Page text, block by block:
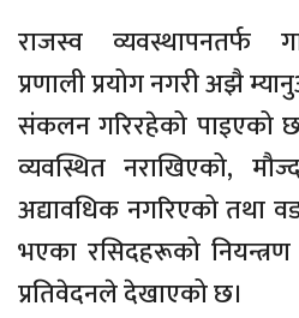
राजस्व व्यवस्थापनतर्फ
प्रणाली प्रयोग नगरी अझै
संकलन गरिरहेको पाइएको
व्यवस्थित नराखिएको,
अद्यावधिक नगरिएको तथा
भएका रसिदहरूको
प्रतिवेदनले देखाएको छ।